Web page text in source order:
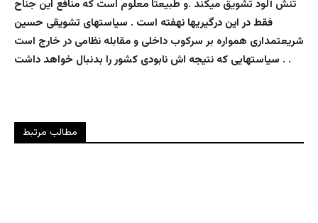
تنش آلود تشویق میکند .و طبیعتا معلوم است که منافع این جناح
فقط در این درگیریها نهفته است . سیاستهای تشویقی حسین
شریعتمداری همواره بر سرکوب داخلی و مقابله نظامی در خارج است
. سیاستهایی که نتیجه اش نابودی کشور را بدنبال خواهد داشت .
مطالب مرتبط